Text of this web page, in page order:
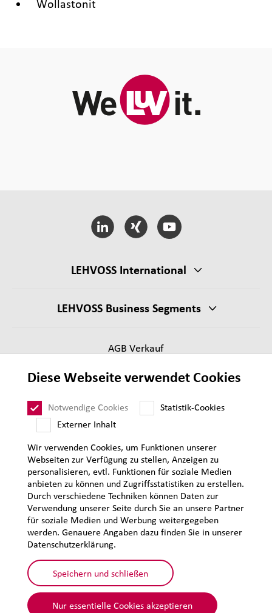
Wollastonit
LEHVOSS International
LEHVOSS Business Segments
AGB Verkauf
Impressum
Datenschutz
© 2026 Lehmann&Voss&Co.
Diese Webseite verwendet Cookies
Notwendige Cookies
Statistik-Cookies
Externer Inhalt
Wir verwenden Cookies, um Funktionen unserer
Webseiten zur Verfügung zu stellen, Anzeigen zu
personalisieren, evtl. Funktionen für soziale Medien
anbieten zu können und Zugriffsstatistiken zu erstellen.
Durch verschiedene Techniken können Daten zur
Verwendung unserer Seite durch Sie an unsere Partner
für soziale Medien und Werbung weitergegeben
werden. Genauere Angaben dazu finden Sie in unserer
Datenschutzerklärung.
Speichern und schließen
Nur essentielle Cookies akzeptieren